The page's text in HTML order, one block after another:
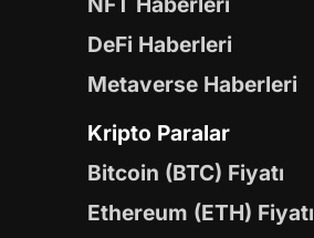
DeFi Haberleri
Metaverse Haberleri
Kripto Paralar
Bitcoin (BTC) Fiyatı
Ethereum (ETH) Fiyatı